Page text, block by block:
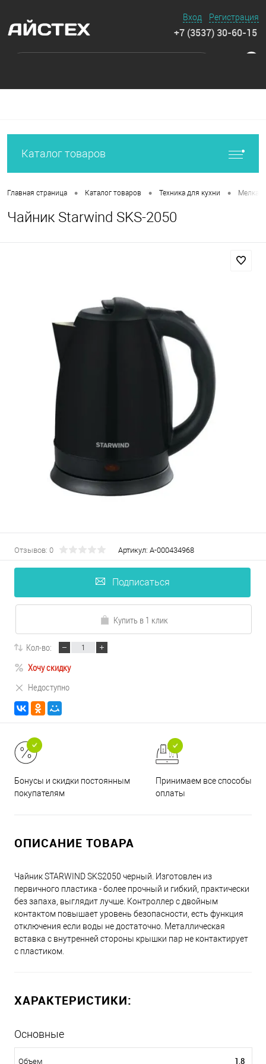
Вход Регистрация
+7 (3537) 30-60-15
Каталог товаров
Главная страница • Каталог товаров • Техника для кухни • Мелкая
Чайник Starwind SKS-2050
Отзывов: 0 Артикул: А-000434968
Подписаться
Купить в 1 клик
Кол-во:
Хочу скидку
Недоступно
Бонусы и скидки постоянным
покупателям
Принимаем все способы
оплаты
ОПИСАНИЕ ТОВАРА
Чайник STARWIND SKS2050 черный. Изготовлен из
первичного пластика - более прочный и гибкий, практически
без запаха, выглядит лучше. Контроллер с двойным
контактом повышает уровень безопасности, есть функция
отключения если воды не достаточно. Металлическая
вставка с внутренней стороны крышки пар не контактирует
с пластиком.
ХАРАКТЕРИСТИКИ:
Основные
Объем 1,8